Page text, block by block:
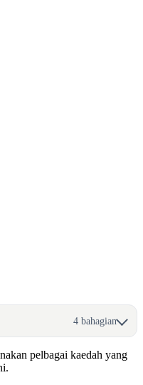
4 bahagian
pelbagai kaedah yang